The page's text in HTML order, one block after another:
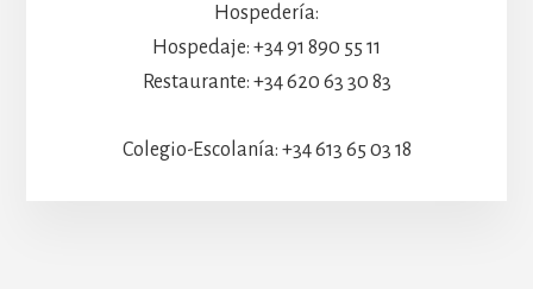
Hospedería:
Hospedaje: +34 91 890 55 11
Restaurante: +34 620 63 30 83
Colegio-Escolanía: +34 613 65 03 18